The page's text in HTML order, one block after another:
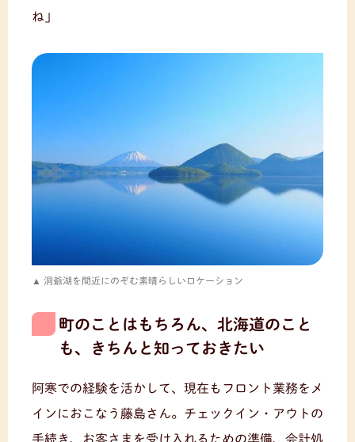
ね」
洞爺湖を間近にのぞむ素晴らしいロケーション
町のことはもちろん、北海道のこと
も、きちんと知っておきたい
阿寒での経験を活かして、現在もフロント業務をメ
インにおこなう藤島さん。チェックイン・アウトの
手続き、お客さまを受け入れるための準備、会計処